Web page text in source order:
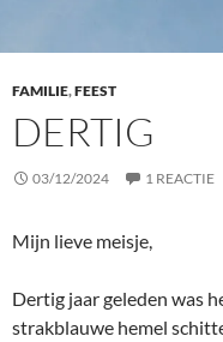
FAMILIE,FEEST
DERTIG
03/12/2024 1 REACTIE
Mijn lieve meisje,
Dertig jaar geleden was
strakblauwe hemel